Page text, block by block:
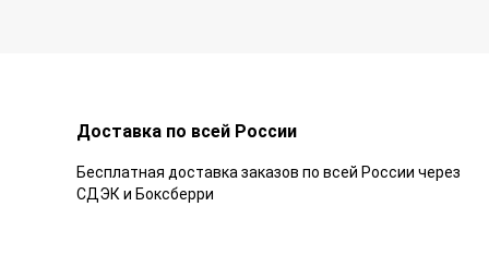
Доставка по всей России
Бесплатная доставка заказов по всей России через
СДЭК и Боксберри